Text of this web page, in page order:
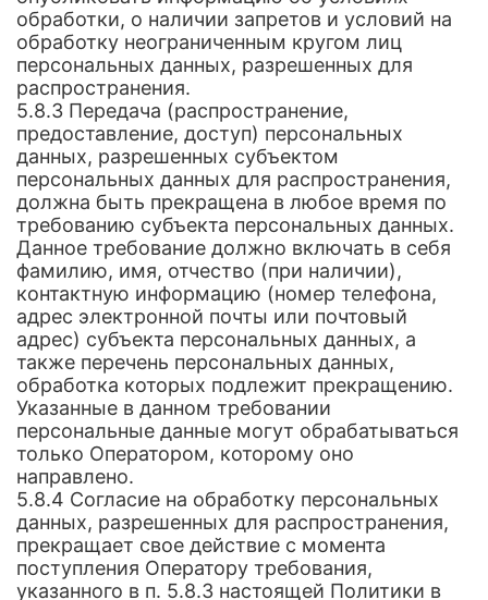
обработки, о наличии запретов и условий на
обработку неограниченным кругом лиц
персональных данных, разрешенных для
распространения.
5.8.3 Передача (распространение,
предоставление, доступ) персональных
данных, разрешенных субъектом
персональных данных для распространения,
должна быть прекращена в любое время по
требованию субъекта персональных данных.
Данное требование должно включать в себя
фамилию, имя, отчество (при наличии),
контактную информацию (номер телефона,
адрес электронной почты или почтовый
адрес) субъекта персональных данных, а
также перечень персональных данных,
обработка которых подлежит прекращению.
Указанные в данном требовании
персональные данные могут обрабатываться
только Оператором, которому оно
направлено.
5.8.4 Согласие на обработку персональных
данных, разрешенных для распространения,
прекращает свое действие с момента
поступления Оператору требования,
указанного в п. 5.8.3 настоящей Политики в